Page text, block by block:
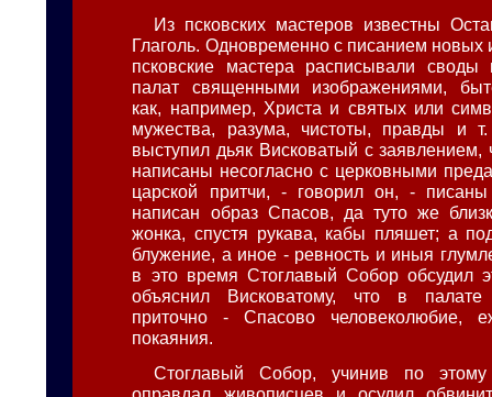
Из псковских мастеров известны
Глаголь. Одновременно с писанием новых
псковские мастера расписывали своды
палат священными изображениями,
как, например, Христа и святых или
мужества, разума, чистоты, правды и
выступил дьяк Висковатый с заявлением,
написаны несогласно с церковными
царской притчи, - говорил он, -
написан образ Спасов, да туто же
жонка, спустя рукава, кабы пляшет; а
блужение, а иное - ревность и иныя
в это время Стоглавый Собор обсудил
объяснил Висковатому, что в
приточно - Спасово человеколюбие,
покаяния.
Стоглавый Собор, учинив по